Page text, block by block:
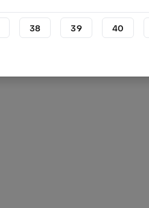
38 39 40